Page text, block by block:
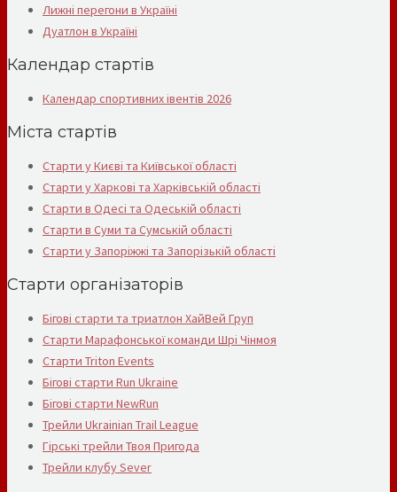
Лижні перегони в Україні
Дуатлон в Україні
Календар стартів
Календар спортивних івентів 2026
Міста стартів
Старти у Києві та Київської області
Старти у Харкові та Харківській області
Старти в Одесі та Одеській області
Старти в Суми та Сумській області
Старти у Запоріжжі та Запорізькій області
Старти організаторів
Бігові старти та триатлон ХайВей Груп
Старти Марафонської команди Шрі Чінмоя
Старти Triton Events
Бігові старти Run Ukraine
Бігові старти NewRun
Трейли Ukrainian Trail League
Гірські трейли Твоя Пригода
Трейли клубу Sever